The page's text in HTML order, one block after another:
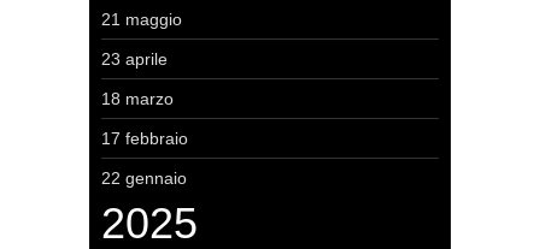
21 maggio
23 aprile
18 marzo
17 febbraio
22 gennaio
2025